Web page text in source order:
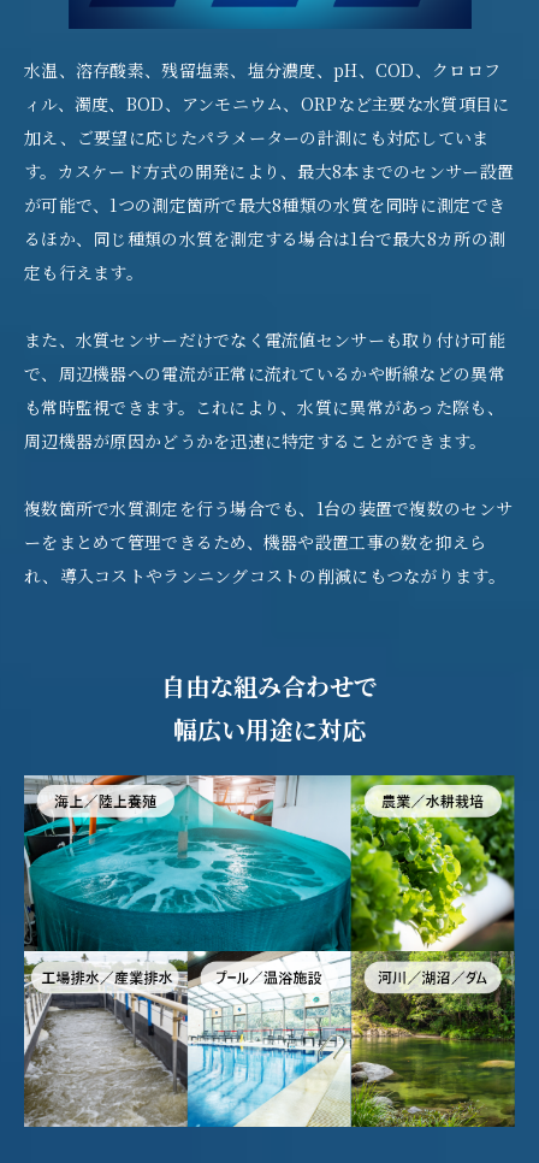
水温、溶存酸素、残留塩素、塩分濃度、pH、COD、クロロフ
ィル、濁度、BOD、アンモニウム、ORPなど主要な水質項目に
加え、ご要望に応じたパラメーターの計測にも対応していま
す。カスケード方式の開発により、最大8本までのセンサー設置
が可能で、1つの測定箇所で最大8種類の水質を同時に測定でき
るほか、同じ種類の水質を測定する場合は1台で最大8カ所の測
定も行えます。
また、水質センサーだけでなく電流値センサーも取り付け可能
で、周辺機器への電流が正常に流れているかや断線などの異常
も常時監視できます。これにより、水質に異常があった際も、
周辺機器が原因かどうかを迅速に特定することができます。
複数箇所で水質測定を行う場合でも、1台の装置で複数のセンサ
ーをまとめて管理できるため、機器や設置工事の数を抑えら
れ、導入コストやランニングコストの削減にもつながります。
自由な組み合わせで
幅広い用途に対応